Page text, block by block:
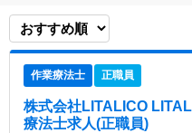
作業療法士 正職員
株式会社LITALICO
療法士求人(正職員)